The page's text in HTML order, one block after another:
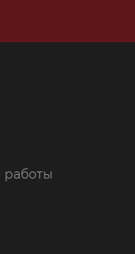
работы